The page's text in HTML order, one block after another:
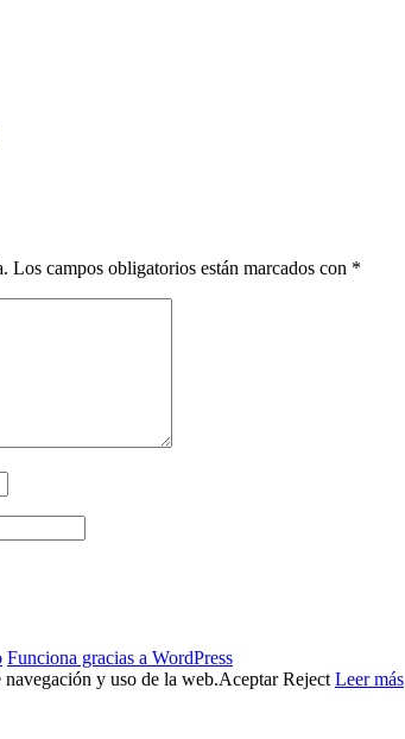
Los campos obligatorios están marcados con *
Funciona gracias a WordPress
y uso de la web.Aceptar Reject Leer más